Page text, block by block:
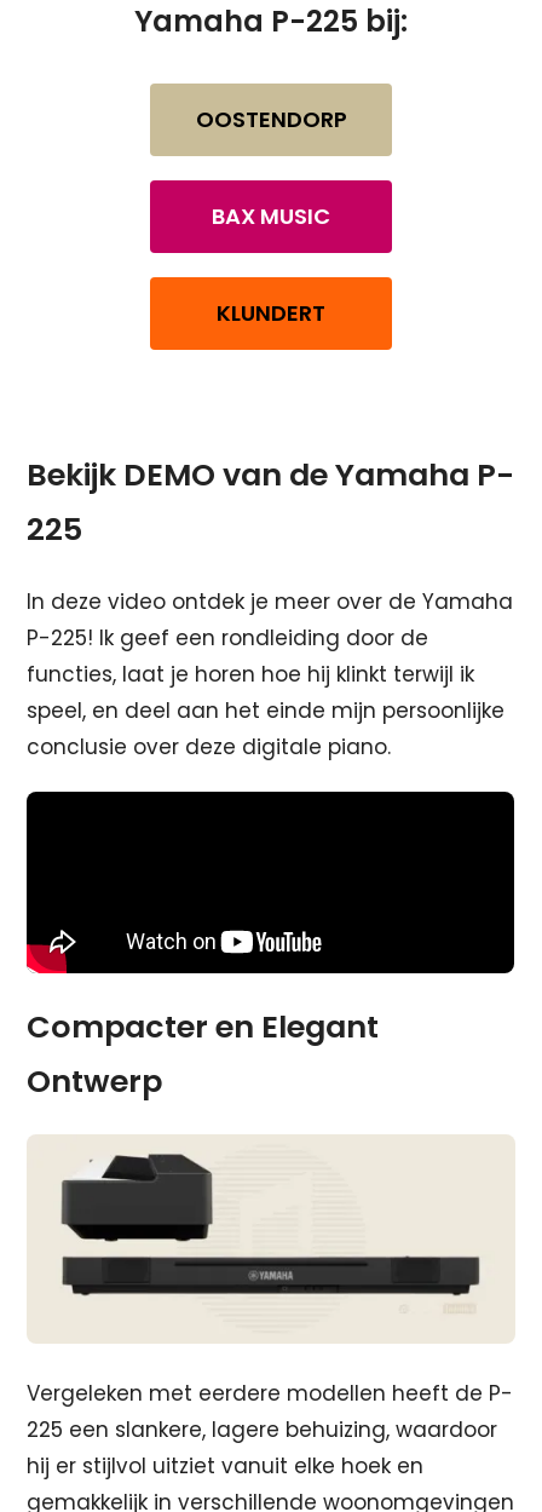
Yamaha P-225 bij:
OOSTENDORP
BAX MUSIC
KLUNDERT
Bekijk DEMO van de Yamaha P-
225
In deze video ontdek je meer over de Yamaha
P-225! Ik geef een rondleiding door de
functies, laat je horen hoe hij klinkt terwijl ik
speel, en deel aan het einde mijn persoonlijke
conclusie over deze digitale piano.
Compacter en Elegant
Ontwerp
Vergeleken met eerdere modellen heeft de P-
225 een slankere, lagere behuizing, waardoor
hij er stijlvol uitziet vanuit elke hoek en
gemakkelijk in verschillende woonomgevingen